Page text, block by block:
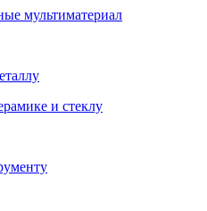
мультиматериал
и стеклу